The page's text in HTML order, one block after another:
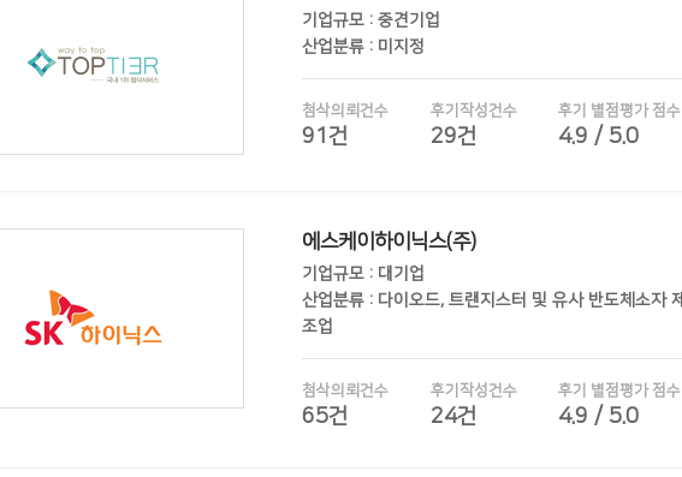
기업규모 : 중견기업
산업분류 : 미지정
첨삭의뢰건수
91건
후기작성건수
29건
후기 별점평가 점수
4.9 / 5.0
에스케이하이닉스(주)
기업규모 : 대기업
산업분류 : 다이오드, 트랜지스터 및 유사 반도체소자 제
조업
첨삭의뢰건수
65건
후기작성건수
24건
후기 별점평가 점수
4.9 / 5.0